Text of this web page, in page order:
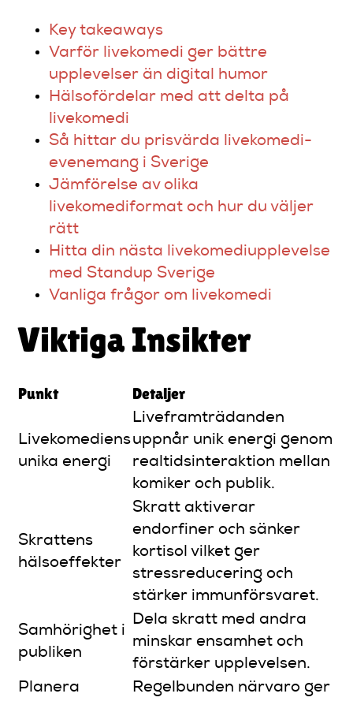
Key takeaways
Varför livekomedi ger bättre
upplevelser än digital humor
Hälsofördelar med att delta på
livekomedi
Så hittar du prisvärda livekomedi-
evenemang i Sverige
Jämförelse av olika
livekomediformat och hur du väljer
rätt
Hitta din nästa livekomediupplevelse
med Standup Sverige
Vanliga frågor om livekomedi
Viktiga Insikter
Punkt Detaljer
Livekomediens
unika energi
Liveframträdanden
uppnår unik energi genom
realtidsinteraktion mellan
komiker och publik.
Skrattens
hälsoeffekter
Skratt aktiverar
endorfiner och sänker
kortisol vilket ger
stressreducering och
stärker immunförsvaret.
Samhörighet i
publiken
Dela skratt med andra
minskar ensamhet och
förstärker upplevelsen.
Planera
Regelbunden närvaro ger